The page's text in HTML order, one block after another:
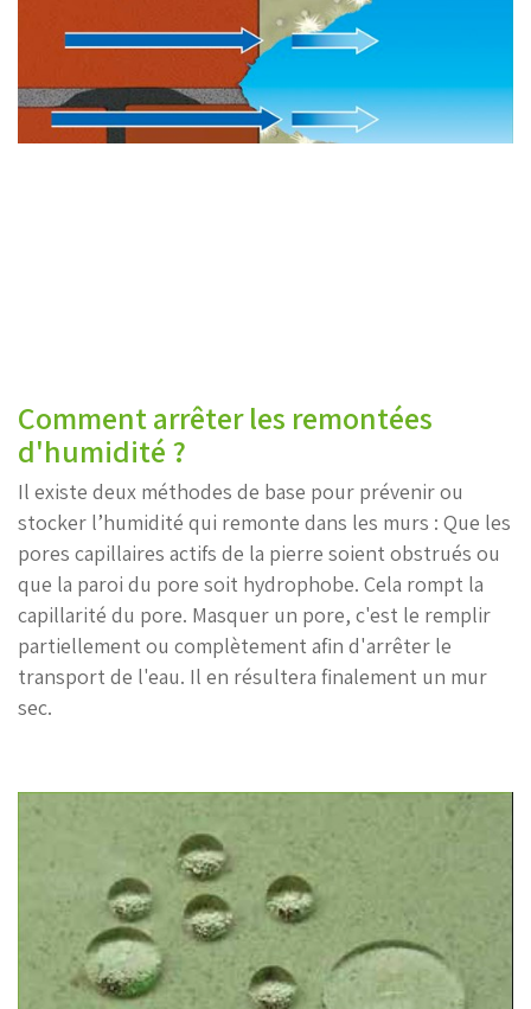
Comment arrêter les remontées
d'humidité ?
Il existe deux méthodes de base pour prévenir ou
stocker l’humidité qui remonte dans les murs : Que les
pores capillaires actifs de la pierre soient obstrués ou
que la paroi du pore soit hydrophobe. Cela rompt la
capillarité du pore. Masquer un pore, c'est le remplir
partiellement ou complètement afin d'arrêter le
transport de l'eau. Il en résultera finalement un mur
sec.